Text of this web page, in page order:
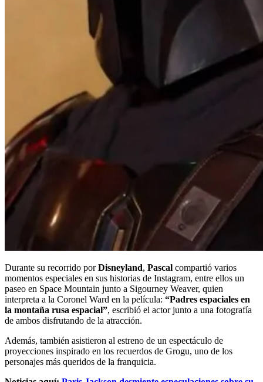
Durante su recorrido porDisneyland, Pascal compartió varios
momentos especiales en sus historias de Instagram, entre ellos un
paseo en Space Mountain junto a Sigourney Weaver, quien
interpreta a la Coronel Ward en la película: “Padres espaciales en
la montaña rusa espacial”, escribió el actor junto a una fotografía
de ambos disfrutando de la atracción.
Además, también asistieron al estreno de un espectáculo de
proyecciones inspirado en los recuerdos de Grogu, uno de los
personajes más queridos de la franquicia.